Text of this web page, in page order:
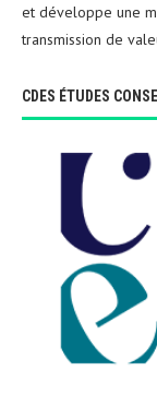
et développe une
transmission de
CDES ÉTUDES